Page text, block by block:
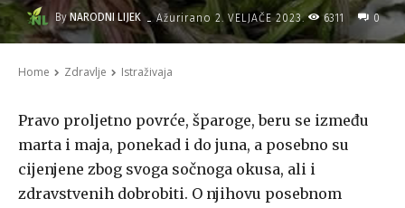
By NARODNI LIJEK - Ažurirano 2. VELJAČE 2023. 6311 0
Home Zdravlje Istraživaja
Pravo proljetno povrće, šparoge, beru se između
marta i maja, ponekad i do juna, a posebno su
cijenjene zbog svoga sočnoga okusa, ali i
zdravstvenih dobrobiti. O njihovu posebnom